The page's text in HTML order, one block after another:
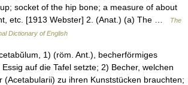
socket of the hip bone; a measure of about
etc. [1913 Webster] 2. (Anat.) (a) The …
The
Dictionary of English
1) (röm. Ant.), becherförmiges
auf die Tafel setzte; 2) Becher, welchen
(Acetabularii) zu ihren Kunststücken brauchten;